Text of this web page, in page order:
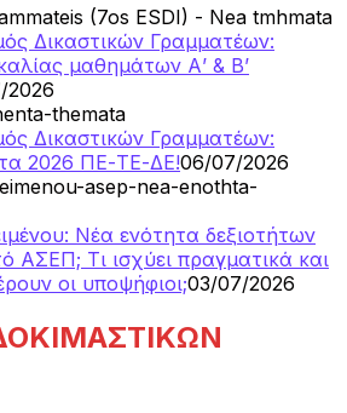
Δικαστικών Γραμματέων:
μαθημάτων Α’ & Β’
2026
Δικαστικών Γραμματέων:
2026 ΠΕ-ΤΕ-ΔΕ!06/07/2026
Νέα ενότητα δεξιοτήτων
ΑΣΕΠ; Τι ισχύει πραγματικά και
οι υποψήφιοι;03/07/2026